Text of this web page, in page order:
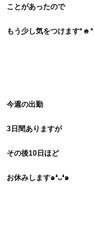
ことがあったので
もう少し気をつけます*☻*
今週の出勤
3日間ありますが
その後10日ほど
お休みします๑❛ᴗ❛๑